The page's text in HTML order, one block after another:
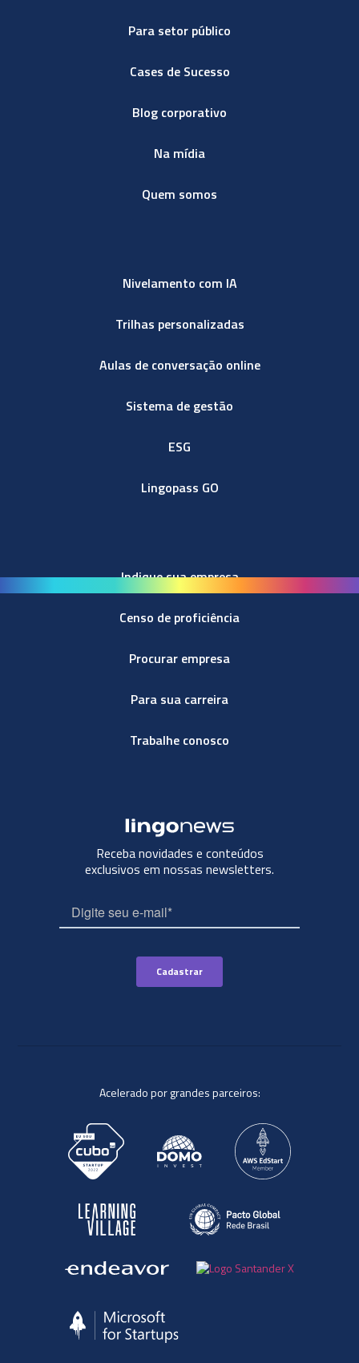
Para setor público
Cases de Sucesso
Blog corporativo
Na mídia
Quem somos
Nivelamento com IA
Trilhas personalizadas
Aulas de conversação online
Sistema de gestão
ESG
Lingopass GO
Indique sua empresa
Censo de proficiência
Procurar empresa
Para sua carreira
Trabalhe conosco
Receba novidades e conteúdos
exclusivos em nossas newsletters.
Acelerado por grandes parceiros: